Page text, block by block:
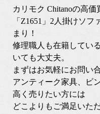
カリモク Chitanoの高価
「Z1651」2人掛けソ
まり！
修理職人も在籍してい
いても大丈夫。
まずはお気軽にお問い
アンティーク家具、ビ
高く売りたい方には
どこよりもご満足いた